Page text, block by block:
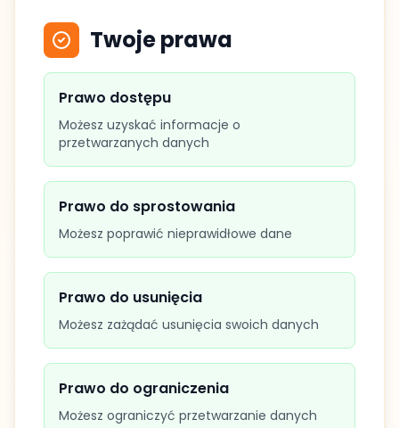
Twoje prawa
Prawo dostępu
Możesz uzyskać informacje o
przetwarzanych danych
Prawo do sprostowania
Możesz poprawić nieprawidłowe dane
Prawo do usunięcia
Możesz zażądać usunięcia swoich danych
Prawo do ograniczenia
Możesz ograniczyć przetwarzanie danych